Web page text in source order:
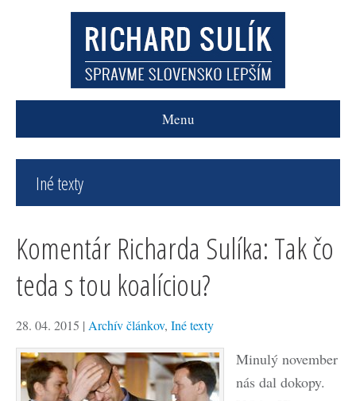
Menu
Iné texty
Komentár Richarda Sulíka: Tak čo
teda s tou koalíciou?
28. 04. 2015 | Archív článkov, Iné texty
Minulý november
nás dal dokopy.